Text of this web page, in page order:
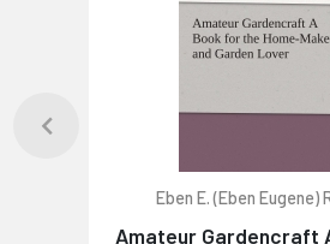
Eben E. (Eben Eugene)
Amateur Gardencraft